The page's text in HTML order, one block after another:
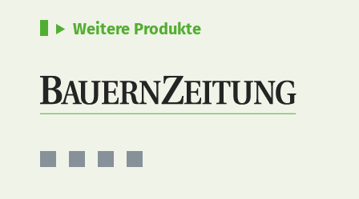
Weitere Produkte